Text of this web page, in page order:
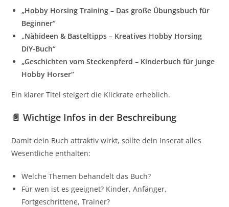
„Hobby Horsing Training – Das große Übungsbuch für
Beginner“
„Nähideen & Basteltipps – Kreatives Hobby Horsing
DIY-Buch“
„Geschichten vom Steckenpferd – Kinderbuch für junge
Hobby Horser“
Ein klarer Titel steigert die Klickrate erheblich.
📄 Wichtige Infos in der Beschreibung
Damit dein Buch attraktiv wirkt, sollte dein Inserat alles
Wesentliche enthalten:
Welche Themen behandelt das Buch?
Für wen ist es geeignet? Kinder, Anfänger,
Fortgeschrittene, Trainer?